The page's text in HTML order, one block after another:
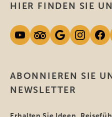
ABONNIEREN SIE
NEWSLETTER
HIER FINDEN SIE